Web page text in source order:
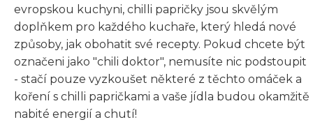
evropskou kuchyni, chilli papričky jsou skvělým
doplňkem pro každého kuchaře, který hledá nové
způsoby, jak obohatit své recepty. Pokud chcete být
označeni jako "chili doktor", nemusíte nic podstoupit
- stačí pouze vyzkoušet některé z těchto omáček a
koření s chilli papričkami a vaše jídla budou okamžitě
nabité energií a chutí!